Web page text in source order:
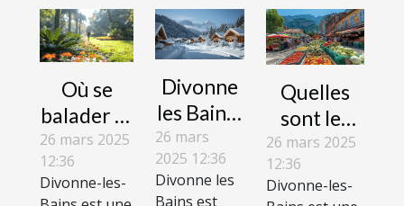
Où se
balader et
profiter
des loisirs
extérieurs
26 mars 2025
12:36
Divonne-les-
Divonne
les Bains :
les
stations
de ski à
26 mars
2025 12:36
Divonne les
Bains est
Quelles
sont les
activités
pratiquées
dans la
26 mars 2025
12:36
Divonne-les-